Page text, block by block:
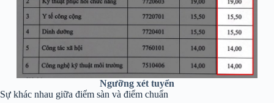
Ngưỡng xét tuyển
Sự khác nhau giữa điểm sàn và điểm chuẩn